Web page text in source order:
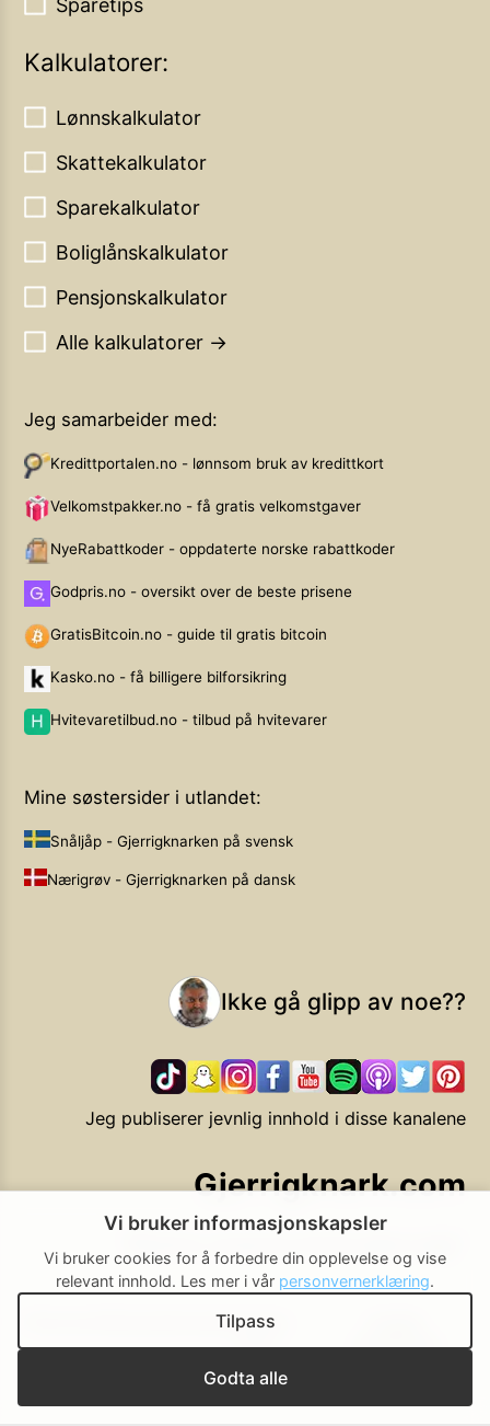
Kalkulatorer:
Lønnskalkulator
Skattekalkulator
Sparekalkulator
Boliglånskalkulator
Pensjonskalkulator
Alle kalkulatorer →
Jeg samarbeider med:
Kredittportalen.no - lønnsom bruk av kredittkort
Velkomstpakker.no - få gratis velkomstgaver
NyeRabattkoder - oppdaterte norske rabattkoder
Godpris.no - oversikt over de beste prisene
GratisBitcoin.no - guide til gratis bitcoin
Kasko.no - få billigere bilforsikring
Hvitevaretilbud.no - tilbud på hvitevarer
Mine søstersider i utlandet:
Snåljåp - Gjerrigknarken på svensk
Nærigrøv - Gjerrigknarken på dansk
Ikke gå glipp av noe??
Jeg publiserer jevnlig innhold i disse kanalene
Gjerrigknark.com
Ekstra smarte forbrukervalg
BrukerbetingelserCookie-
policy
innstillinger
Vi bruker informasjonskapsler
Vi bruker cookies for å forbedre din opplevelse og vise
relevant innhold. Les mer i vår personvernerklæring.
Godta alle
Tilpass